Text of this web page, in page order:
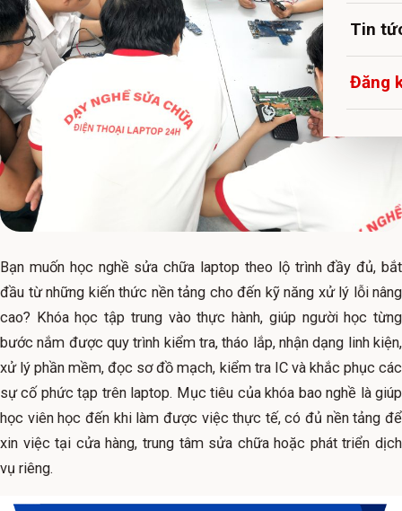
Tin
Đăng
Bạn muốn học nghề sửa chữa laptop theo lộ trình đầy đủ, bắt
đầu từ những kiến thức nền tảng cho đến kỹ năng xử lý lỗi nâng
cao? Khóa học tập trung vào thực hành, giúp người học từng
bước nắm được quy trình kiểm tra, tháo lắp, nhận dạng linh kiện,
xử lý phần mềm, đọc sơ đồ mạch, kiểm tra IC và khắc phục các
sự cố phức tạp trên laptop. Mục tiêu của khóa bao nghề là giúp
học viên học đến khi làm được việc thực tế, có đủ nền tảng để
xin việc tại cửa hàng, trung tâm sửa chữa hoặc phát triển dịch
vụ riêng.